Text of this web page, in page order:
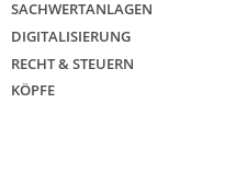
SACHWERTANLAGEN
DIGITALISIERUNG
RECHT & STEUERN
KÖPFE